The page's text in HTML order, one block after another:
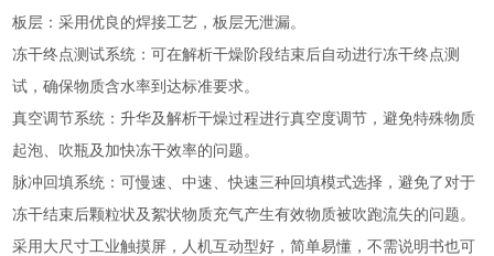
板层：采用优良的焊接工艺，板层无泄漏。
冻干终点测试系统：可在解析干燥阶段结束后自动进行冻干终点测
试，确保物质含水率到达标准要求。
真空调节系统：升华及解析干燥过程进行真空度调节，避免特殊物质
起泡、吹瓶及加快冻干效率的问题。
脉冲回填系统：可慢速、中速、快速三种回填模式选择，避免了对于
冻干结束后颗粒状及絮状物质充气产生有效物质被吹跑流失的问题。
采用大尺寸工业触摸屏，人机互动型好，简单易懂，不需说明书也可